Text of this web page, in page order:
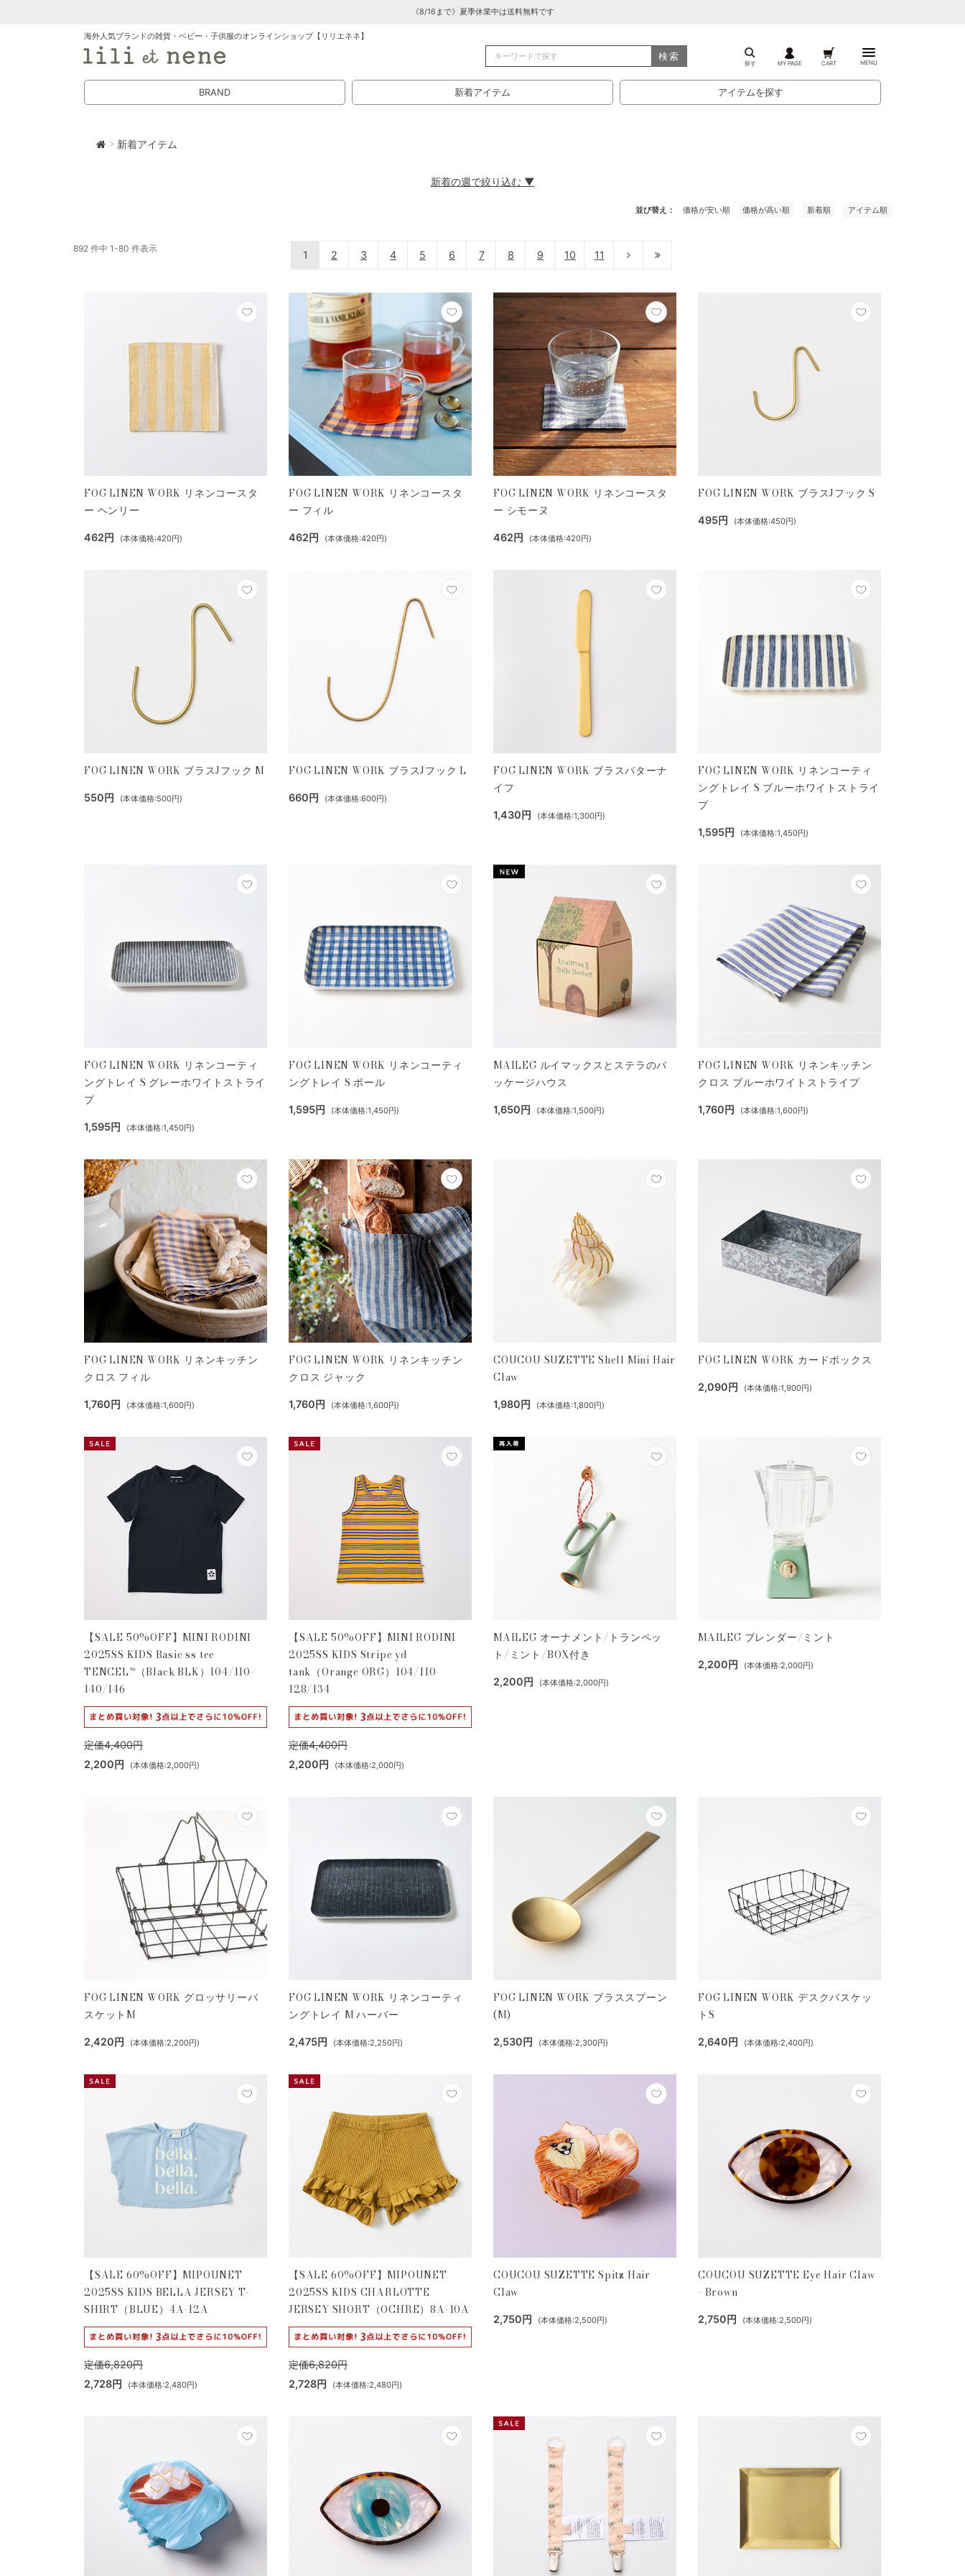
《8/16まで》夏季休業中は送料無料です
海外人気ブランドの雑貨・ベビー・子供服のオンラインショップ【リリエネネ】
検索
探す MY PAGE CART MENU
BRAND 新着アイテム アイテムを探す
> 新着アイテム
新着の週で絞り込む ▼
並び替え 価格が安い順 価格が高い順 新着順 アイテム順
892 件中 1-80 件表示
1 2 3 4 5 6 7 8 9 10 11
FOG LINEN WORK リネンコースタ
ー ヘンリー
462円 (本体価格:420円)
FOG LINEN WORK リネンコースタ
ー フィル
462円 (本体価格:420円)
FOG LINEN WORK リネンコースタ
ー シモーヌ
462円 (本体価格:420円)
FOG LINEN WORK ブラスJフック S
495円 (本体価格:450円)
FOG LINEN WORK ブラスJフック M
550円 (本体価格:500円)
FOG LINEN WORK ブラスJフック L
660円 (本体価格:600円)
FOG LINEN WORK ブラスバターナ
イフ
1,430円 (本体価格:1,300円)
FOG LINEN WORK リネンコーティ
ングトレイ S ブルーホワイトストライ
プ
1,595円 (本体価格:1,450円)
FOG LINEN WORK リネンコーティ
ングトレイ S グレーホワイトストライ
プ
1,595円 (本体価格:1,450円)
FOG LINEN WORK リネンコーティ
ングトレイ S ポール
1,595円 (本体価格:1,450円)
MAILEG ルイマックスとステラのパ
ッケージハウス
1,650円 (本体価格:1,500円)
FOG LINEN WORK リネンキッチン
クロス ブルーホワイトストライプ
1,760円 (本体価格:1,600円)
FOG LINEN WORK リネンキッチン
クロス フィル
1,760円 (本体価格:1,600円)
FOG LINEN WORK リネンキッチン
クロス ジャック
1,760円 (本体価格:1,600円)
COUCOU SUZETTE Shell Mini Hair
Claw
1,980円 (本体価格:1,800円)
FOG LINEN WORK カードボックス
2,090円 (本体価格:1,900円)
【SALE 50%OFF】MINI RODINI
2025SS KIDS Basic ss tee
TENCEL™（Black BLK）104/110-
140/146
定価4,400円
2,200円
(本体価格:2,000円)
【SALE 50%OFF】MINI RODINI
2025SS KIDS Stripe yd
tank（Orange ORG）104/110-
128/134
定価4,400円
2,200円
(本体価格:2,000円)
MAILEG オーナメント/トランペッ
ト/ミント/BOX付き
2,200円 (本体価格:2,000円)
MAILEG ブレンダー/ミント
2,200円 (本体価格:2,000円)
FOG LINEN WORK グロッサリーバ
スケットM
2,420円 (本体価格:2,200円)
FOG LINEN WORK リネンコーティ
ングトレイ M ハーバー
2,475円 (本体価格:2,250円)
FOG LINEN WORK ブラススプーン
(M)
2,530円 (本体価格:2,300円)
FOG LINEN WORK デスクバスケッ
トS
2,640円 (本体価格:2,400円)
【SALE 60%OFF】MIPOUNET
2025SS KIDS BELLA JERSEY T-
SHIRT（BLUE）4A-12A
定価6,820円
2,728円
(本体価格:2,480円)
【SALE 60%OFF】MIPOUNET
2025SS KIDS CHARLOTTE
JERSEY SHORT（OCHRE）8A-10A
定価6,820円
2,728円
(本体価格:2,480円)
COUCOU SUZETTE Spitz Hair
Claw
2,750円 (本体価格:2,500円)
COUCOU SUZETTE Eye Hair Claw
- Brown
2,750円 (本体価格:2,500円)